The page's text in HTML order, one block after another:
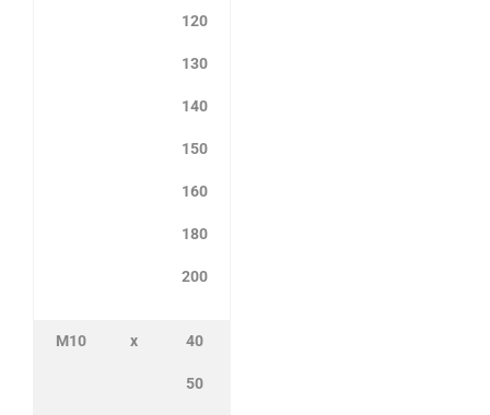
120
130
140
150
160
180
200
M10 x 40
50